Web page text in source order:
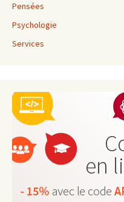
Pensées
Psychologie
Services